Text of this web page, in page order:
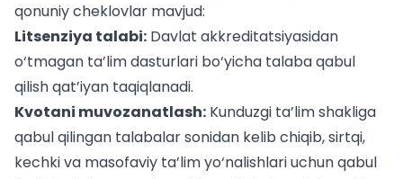
qonuniy cheklovlar mavjud:
Litsenziya talabi: Davlat akkreditatsiyasidan
o‘tmagan ta’lim dasturlari bo‘yicha talaba qabul
qilish qat’iyan taqiqlanadi.
Kvotani muvozanatlash: Kunduzgi ta’lim shakliga
qabul qilingan talabalar sonidan kelib chiqib, sirtqi,
kechki va masofaviy ta’lim yo‘nalishlari uchun qabul